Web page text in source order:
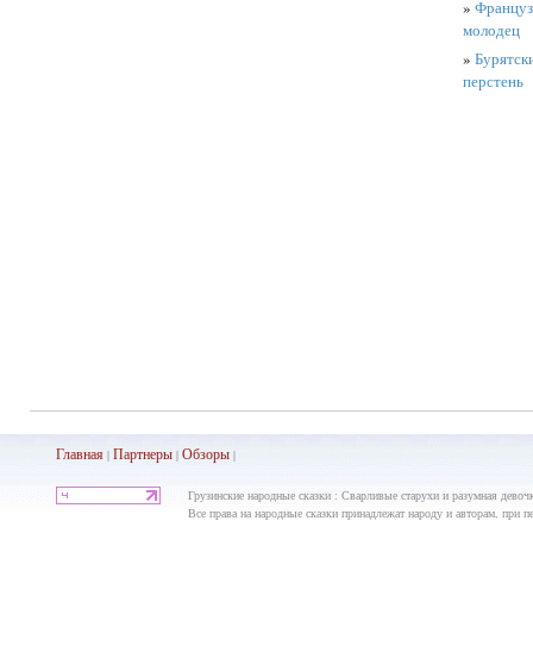
»
молодец
»
перстень
Главная| Партнеры| Обзоры|
Грузинские народные сказки : Сварливые старухи и разумная
Все права на народные сказки принадлежат народу и авторам, при